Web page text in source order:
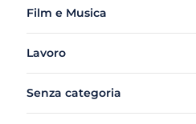
Film e Musica
Lavoro
Senza categoria